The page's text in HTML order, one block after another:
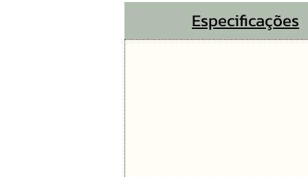
Especificações